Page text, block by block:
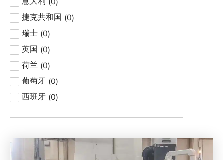
捷克共和国 (0)
瑞士 (0)
英国 (0)
荷兰 (0)
葡萄牙 (0)
西班牙 (0)